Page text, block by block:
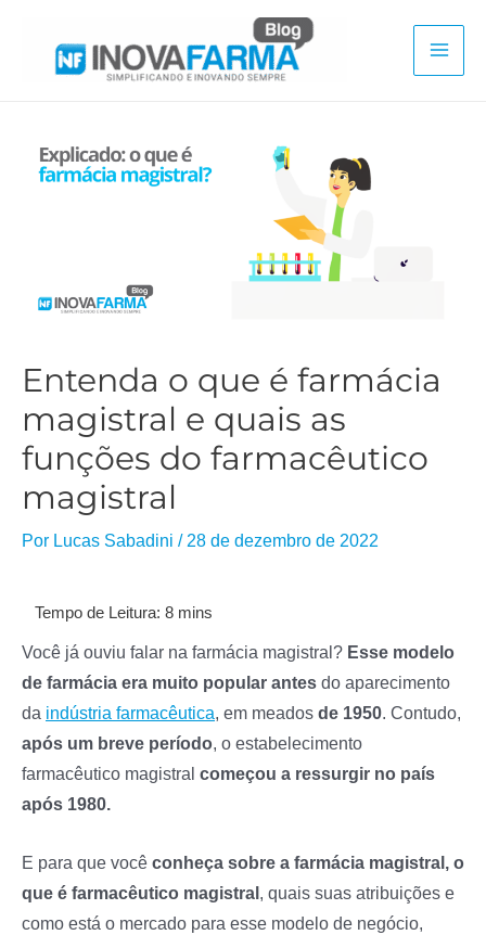
Main
Entenda o que é farmácia
magistral e quais as
funções do farmacêutico
magistral
Por Lucas Sabadini / 28 de dezembro de 2022
Você já ouviu falar na farmácia magistral? Esse modelo
de farmácia era muito popular antes do aparecimento
da indústria farmacêutica, em meados de 1950. Contudo,
após um breve período, o estabelecimento
farmacêutico magistral começou a ressurgir no país
após 1980.
E para que você conheça sobre a farmácia magistral, o
que é farmacêutico magistral , quais suas atribuições e
como está o mercado para esse modelo de negócio,